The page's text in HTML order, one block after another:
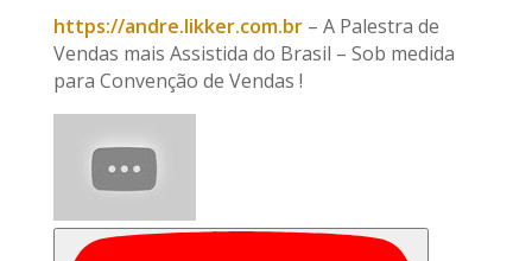
https://andre.likker.com.br– A Palestra de
Vendas mais Assistida do Brasil – Sob medida
para Convenção de Vendas !